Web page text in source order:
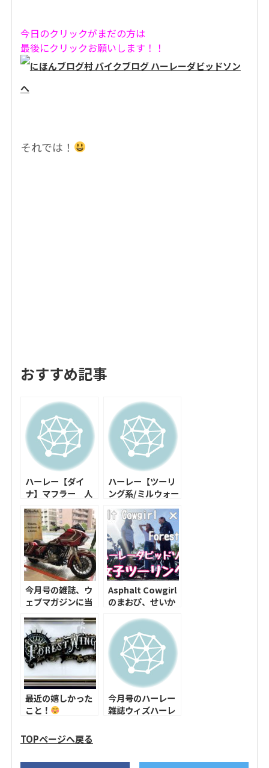
今日のクリックがまだの方は
最後にクリックお願いします！！
それでは！
おすすめ記事
ハーレー【ダイ
ナ】マフラー 人
ハーレー【ツーリ
ング系/ミルウォー
ー 人気ランキン
グ！！
今月号の雑誌、ウ
ェブマガジンに当
す！是非見て下さ
いね〜！！
Asphalt Cowgirl
のまおぴ、せいか
グ行ってきまし
た！
最近の嬉しかった
こと！
今月号のハーレー
雑誌ウィズハーレ
TOPページへ戻る